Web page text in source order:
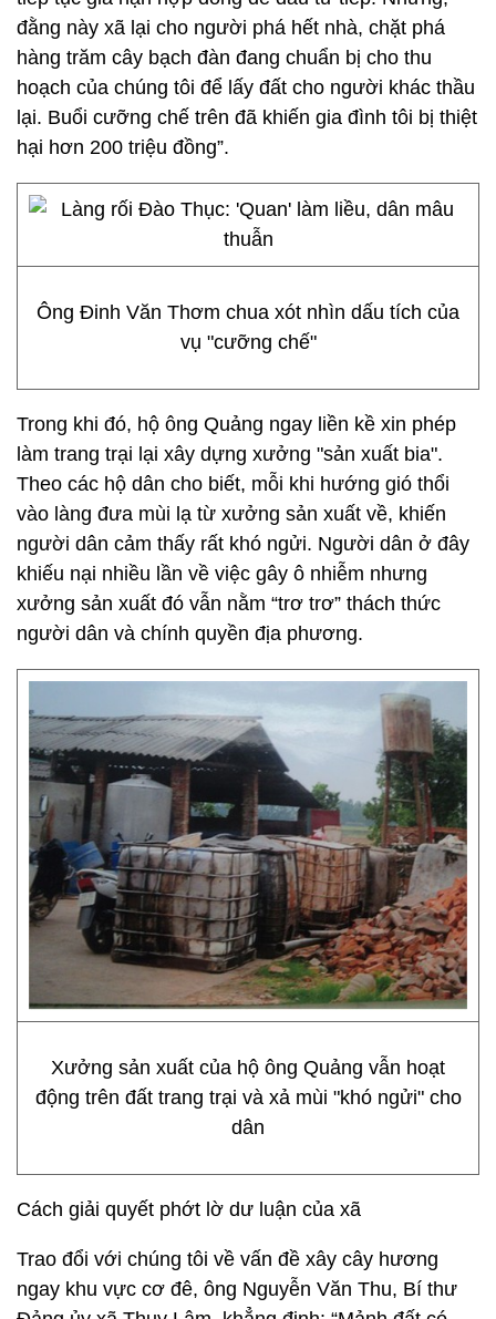
đằng này xã lại cho người phá hết nhà, chặt phá
hàng trăm cây bạch đàn đang chuẩn bị cho thu
hoạch của chúng tôi để lấy đất cho người khác thầu
lại. Buổi cưỡng chế trên đã khiến gia đình tôi bị thiệt
hại hơn 200 triệu đồng”.
Ông Đinh Văn Thơm chua xót nhìn dấu tích của
vụ "cưỡng chế"
Trong khi đó, hộ ông Quảng ngay liền kề xin phép
làm trang trại lại xây dựng xưởng "sản xuất bia".
Theo các hộ dân cho biết, mỗi khi hướng gió thổi
vào làng đưa mùi lạ từ xưởng sản xuất về, khiến
người dân cảm thấy rất khó ngửi. Người dân ở đây
khiếu nại nhiều lần về việc gây ô nhiễm nhưng
xưởng sản xuất đó vẫn nằm “trơ trơ” thách thức
người dân và chính quyền địa phương.
Xưởng sản xuất của hộ ông Quảng vẫn hoạt
động trên đất trang trại và xả mùi "khó ngửi" cho
dân
Cách giải quyết phớt lờ dư luận của xã
Trao đổi với chúng tôi về vấn đề xây cây hương
ngay khu vực cơ đê, ông Nguyễn Văn Thu, Bí thư